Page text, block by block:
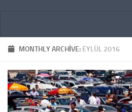
MONTHLY ARCHIVE: EYLÜL 2016